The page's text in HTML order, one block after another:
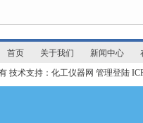
首页 关于我们 新闻中心
技术支持：化工仪器网 管理登陆